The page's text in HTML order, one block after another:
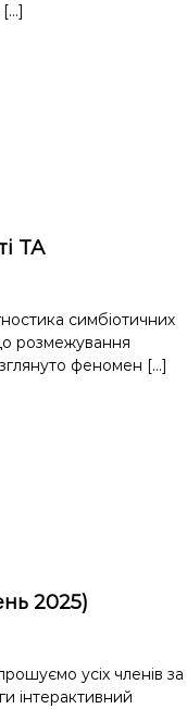
ТА
симбіотичних
розмежування
феномен […]
2025)
усіх членів за
інтерактивний